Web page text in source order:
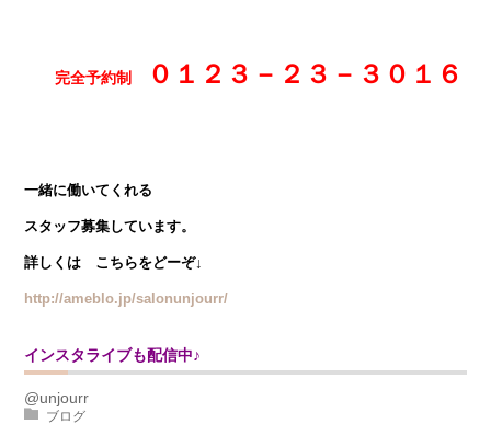
完全予約制 ０１２３－２３－３０１６
一緒に働いてくれる
スタッフ募集しています。
詳しくは こちらをどーぞ↓
http://ameblo.jp/salonunjourr/
インスタライブも配信中♪
@unjourr
ブログ